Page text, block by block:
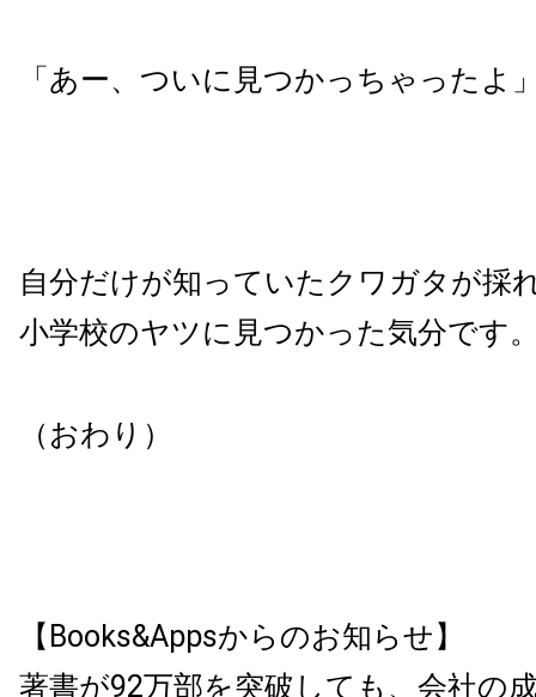
「あー、ついに見つかっちゃったよ
自分だけが知っていたクワガタが採
小学校のヤツに見つかった気分です
（おわり）
【Books&Appsからのお知らせ】
著書が92万部を突破しても、会社の